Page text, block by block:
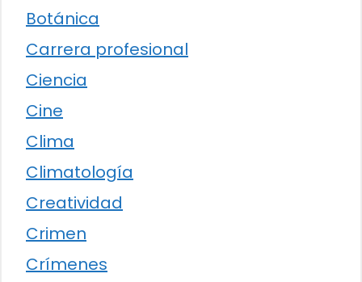
Botánica
Carrera profesional
Ciencia
Cine
Clima
Climatología
Creatividad
Crimen
Crímenes